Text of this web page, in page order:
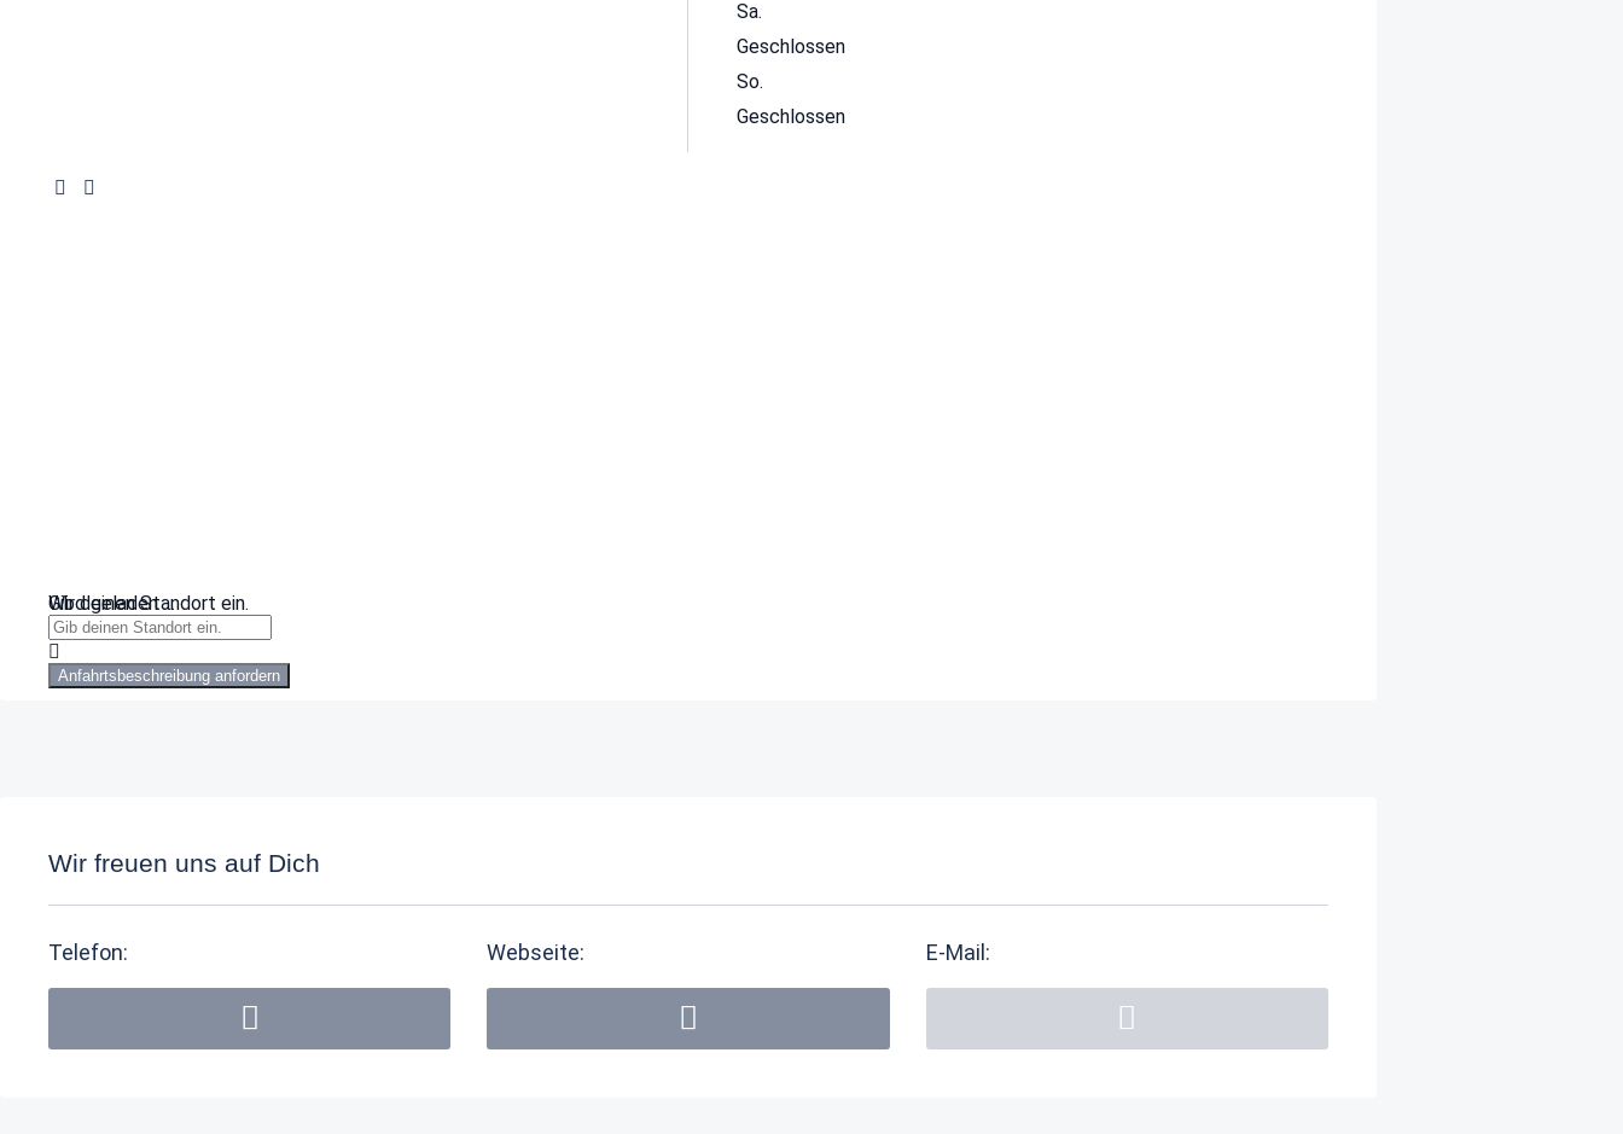
Sa.
Geschlossen
So.
Geschlossen
Wird geladen …
Gib deinen Standort ein.
Anfahrtsbeschreibung anfordern
Wir freuen uns auf Dich
Telefon: Webseite: E-Mail: